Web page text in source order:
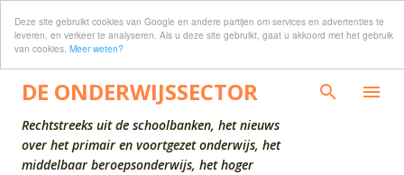
Deze site gebruikt cookies van Google en andere partijen om services en advertenties te
leveren, en verkeer te analyseren. Als u deze site gebruikt, gaat u akkoord met het gebruik
van cookies. Meer weten?
Doorgaan naar hoofdcontent
DE ONDERWIJSSECTOR
Rechtstreeks uit de schoolbanken, het nieuws
over het primair en voortgezet onderwijs, het
middelbaar beroepsonderwijs, het hoger